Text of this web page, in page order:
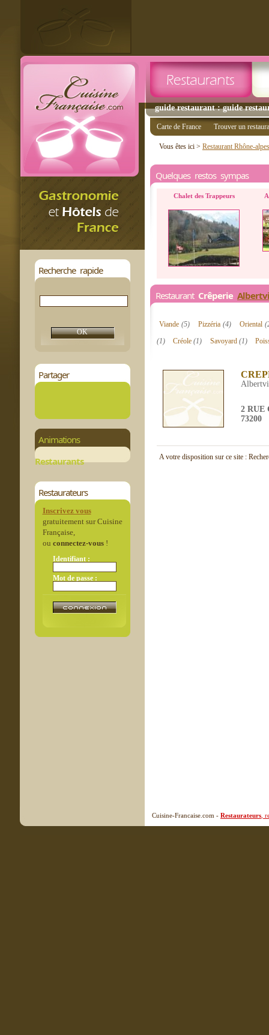
guide restaurant : guide
Recherche rapide
Partager
Animations
Restaurants
Restaurateurs
Inscrivez vous
gratuitement sur Cuisine
Française,
ou connectez-vous!
Identifiant :
Mot de passe :
Carte de France Trouver un
Vous êtes ici > Restaurant Rhône-alpes
Quelques restos sympas
Chalet des Trappeurs
Restaurant Crêperie
Viande (5) Pizzéria (4) Oriental
(1)
Créole(1) Savoyard (1)
2 RUE
73200
A votre disposition sur ce site :
Cuisine-Francaise.com - Restaurateurs ,